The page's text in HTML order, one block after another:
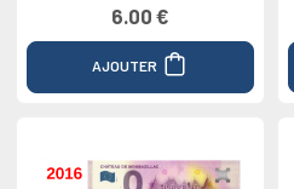
6.00 €
AJOUTER